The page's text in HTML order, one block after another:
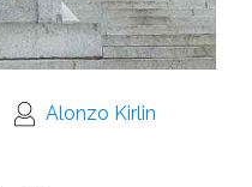
Alonzo Kirlin